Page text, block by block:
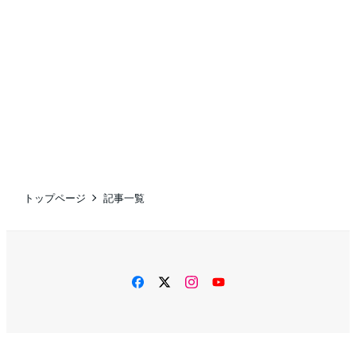
トップページ 記事一覧
facebooktwitterinstagram
YouTube